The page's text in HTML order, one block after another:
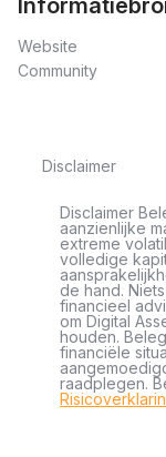
Website
Community
Disclaimer
Disclaimer
aanzienlijke
extreme
volledige
de hand.
financieel
om Digital
houden.
financiële
raadplegen.